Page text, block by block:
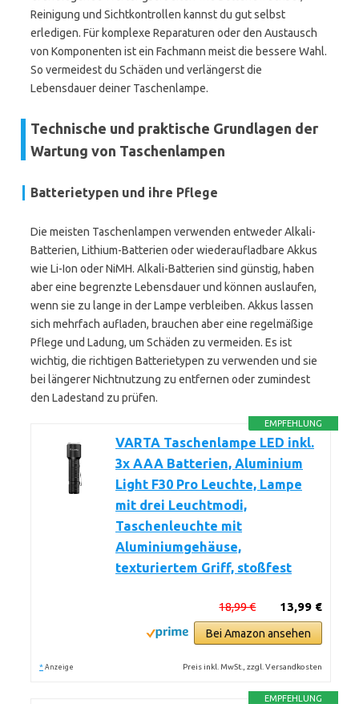
Reinigung und Sichtkontrollen kannst du gut selbst
erledigen. Für komplexe Reparaturen oder den Austausch
von Komponenten ist ein Fachmann meist die bessere Wahl.
So vermeidest du Schäden und verlängerst die
Lebensdauer deiner Taschenlampe.
Technische und praktische Grundlagen der
Wartung von Taschenlampen
Batterietypen und ihre Pflege
Die meisten Taschenlampen verwenden entweder Alkali-
Batterien, Lithium-Batterien oder wiederaufladbare Akkus
wie Li-Ion oder NiMH. Alkali-Batterien sind günstig, haben
aber eine begrenzte Lebensdauer und können auslaufen,
wenn sie zu lange in der Lampe verbleiben. Akkus lassen
sich mehrfach aufladen, brauchen aber eine regelmäßige
Pflege und Ladung, um Schäden zu vermeiden. Es ist
wichtig, die richtigen Batterietypen zu verwenden und sie
bei längerer Nichtnutzung zu entfernen oder zumindest
den Ladestand zu prüfen.
EMPFEHLUNG
VARTA Taschenlampe LED inkl.
3x AAA Batterien, Aluminium
Light F30 Pro Leuchte, Lampe
mit drei Leuchtmodi,
Taschenleuchte mit
Aluminiumgehäuse,
texturiertem Griff, stoßfest
13,99 €
18,99 €
Bei Amazon ansehen
* Anzeige Preis inkl. MwSt., zzgl. Versandkosten
EMPFEHLUNG